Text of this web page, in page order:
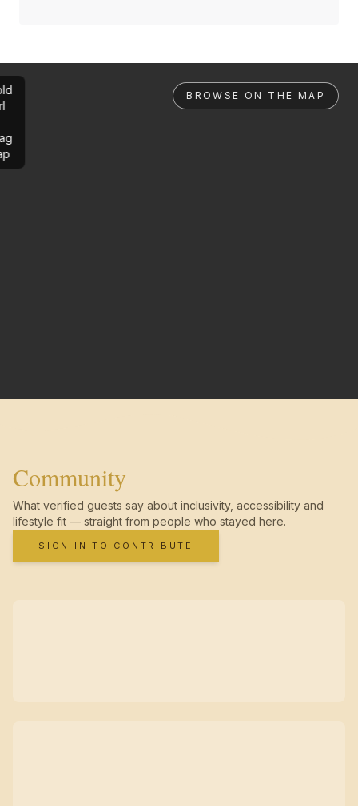
BROWSE ON THE MAP
Community
What verified guests say about inclusivity, accessibility and
lifestyle fit — straight from people who stayed here.
SIGN IN TO CONTRIBUTE